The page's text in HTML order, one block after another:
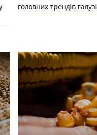
головних трендів галузі